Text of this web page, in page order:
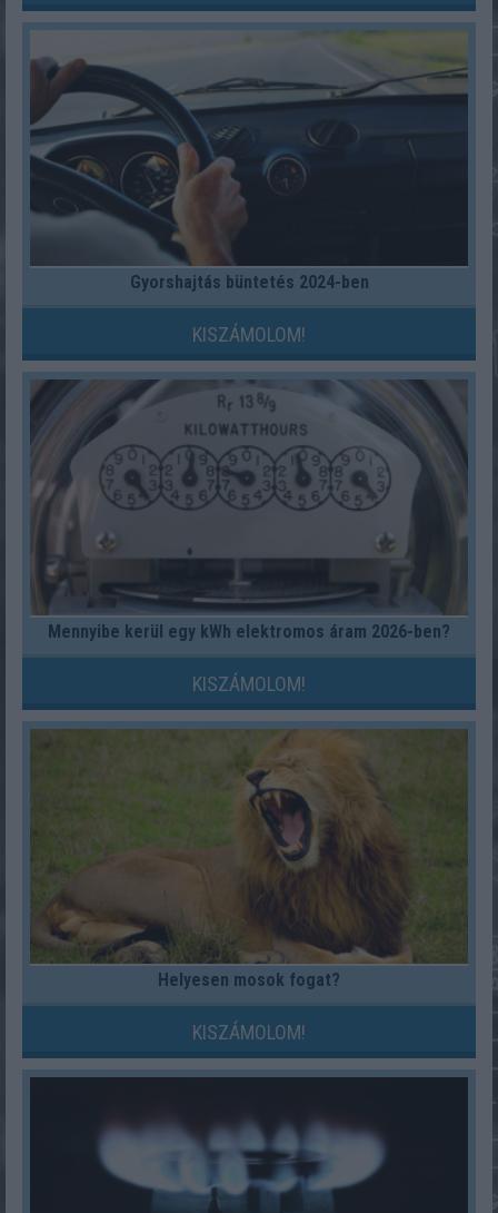
Gyorshajtás büntetés 2024-ben
KISZÁMOLOM!
Mennyibe kerül egy kWh elektromos áram 2026-ben?
KISZÁMOLOM!
Helyesen mosok fogat?
KISZÁMOLOM!